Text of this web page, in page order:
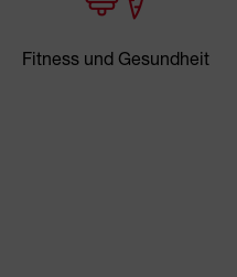
Fitness und Gesundheit